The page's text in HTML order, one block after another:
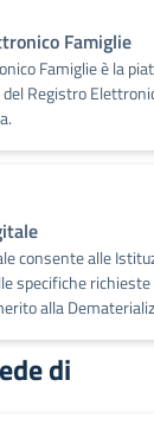
Famiglie
Famiglie è la
Registro
consente alle
specifiche
alla
di